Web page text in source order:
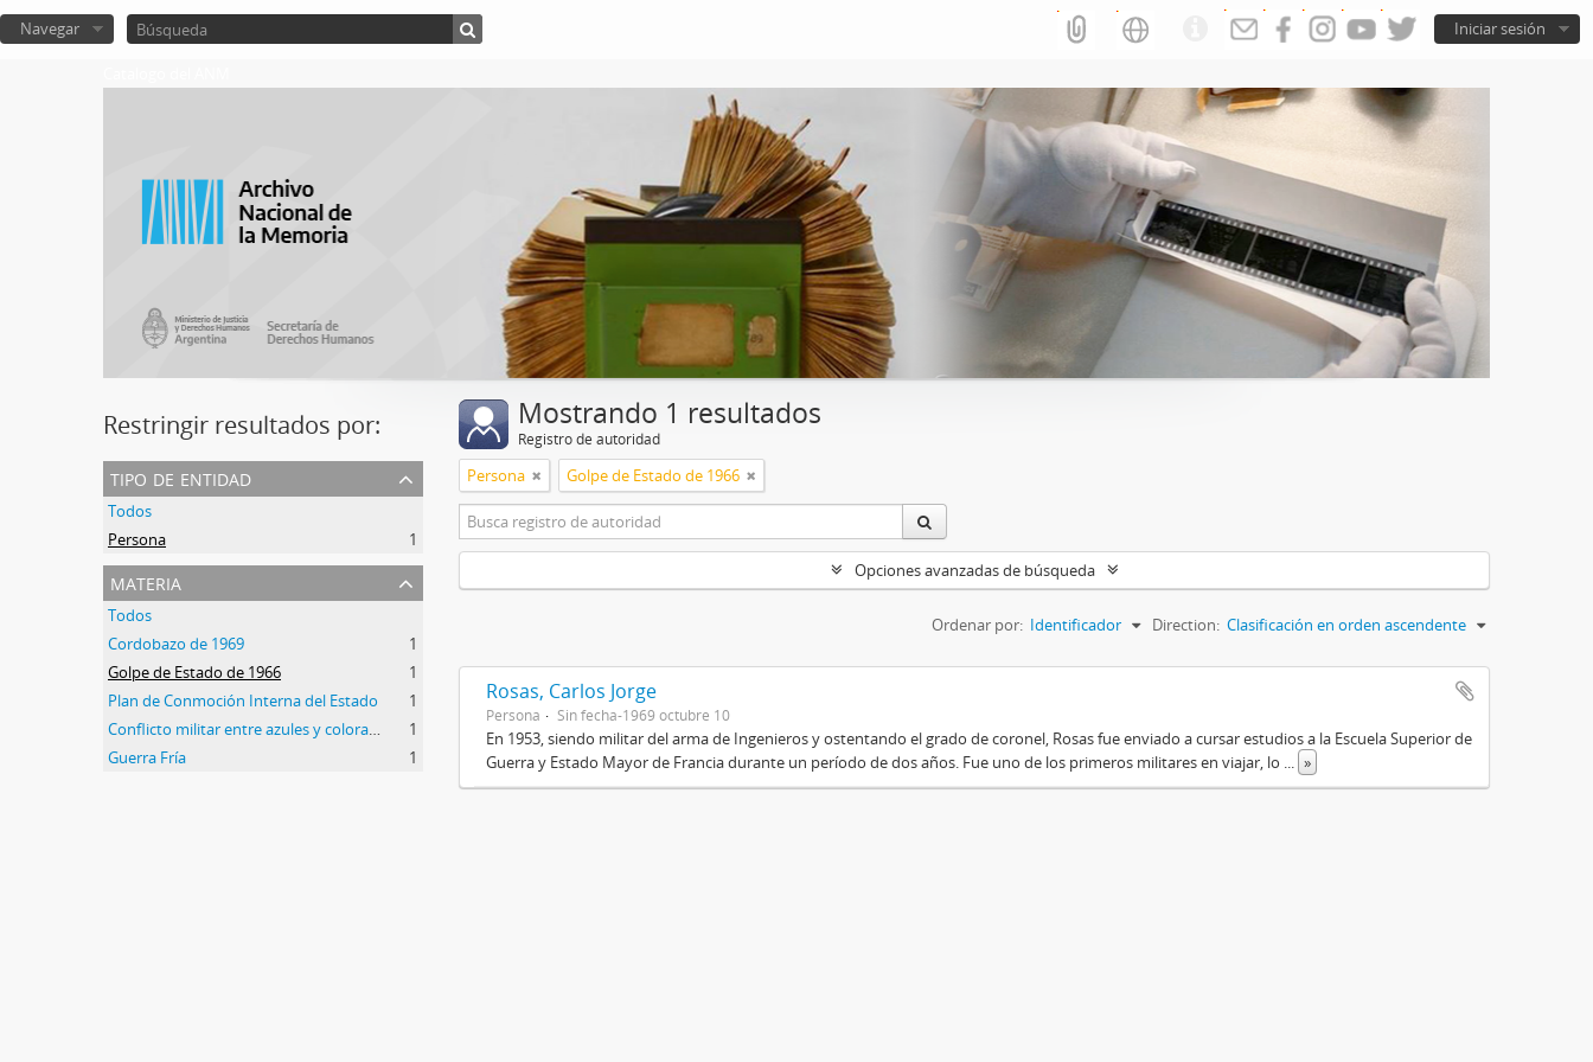
Iniciar sesión
Navegar
Restringir resultados por:
tipo de entidad
Todos
Persona
1
materia
Todos
Cordobazo de 1969
1
Golpe de Estado de 1966
1
Plan de Conmoción Interna del Estado
1
1
Guerra Fría
1
Mostrando 1 resultados
Registro de autoridad
Persona Golpe de Estado de 1966
Opciones avanzadas de búsqueda
Ordenar por: Identificador Direction: Clasificación en orden ascendente
Rosas, Carlos Jorge
Persona Sin fecha-1969 octubre 10
En 1953, siendo militar del arma de Ingenieros y ostentando el grado de coronel, Rosas fue enviado a cursar estudios a la Escuela Superior de
Guerra y Estado Mayor de Francia durante un período de dos años. Fue uno de los primeros militares en viajar, lo
»